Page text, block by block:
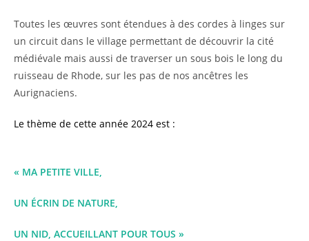
Toutes les œuvres sont étendues à des cordes à linges sur
un circuit dans le village permettant de découvrir la cité
médiévale mais aussi de traverser un sous bois le long du
ruisseau de Rhode, sur les pas de nos ancêtres les
Aurignaciens.
Le thème de cette année 2024 est :
« MA PETITE VILLE,
UN ÉCRIN DE NATURE,
UN NID, ACCUEILLANT POUR TOUS »